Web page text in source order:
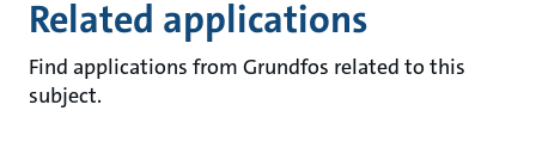
Related applications
Find applications from Grundfos related to this
subject.